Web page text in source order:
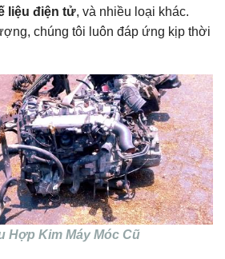
liệu điện tử, và nhiều loại khác.
chúng tôi luôn đáp ứng kịp thời
Hợp Kim Máy Móc Cũ